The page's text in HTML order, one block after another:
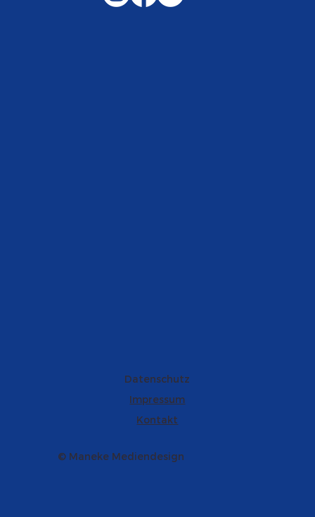
Gemeinsam auf außergewöhnliche
Datenschutz
Impressum
Kontakt
© Maneke Mediendesign